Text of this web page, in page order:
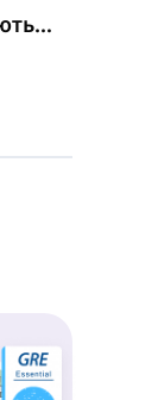
Які літери вимовляються як /s/?